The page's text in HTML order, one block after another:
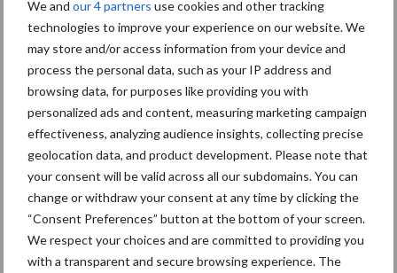
We and our 4 partners use cookies and other tracking
technologies to improve your experience on our website. We
may store and/or access information from your device and
process the personal data, such as your IP address and
browsing data, for purposes like providing you with
personalized ads and content, measuring marketing campaign
effectiveness, analyzing audience insights, collecting precise
geolocation data, and product development. Please note that
your consent will be valid across all our subdomains. You can
change or withdraw your consent at any time by clicking the
“Consent Preferences” button at the bottom of your screen.
We respect your choices and are committed to providing you
with a transparent and secure browsing experience. The
goed beenwerk bij gelten
Themapagina
Diergezondheid Fokkerij Huisvesting